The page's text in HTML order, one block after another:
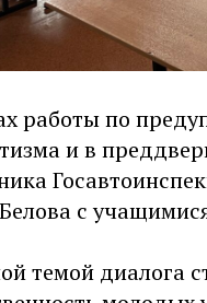
работы по
и в
с
темой диалога